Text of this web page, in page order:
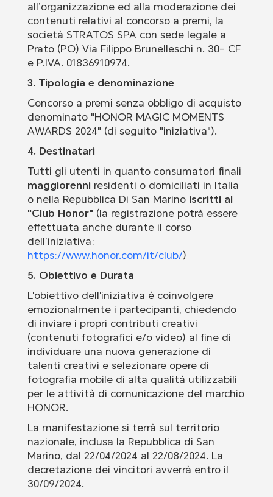
all’organizzazione ed alla moderazione dei
contenuti relativi al concorso a premi, la
società STRATOS SPA con sede legale a
Prato (PO) Via Filippo Brunelleschi n. 30– CF
e P.IVA. 01836910974.
3. Tipologia e denominazione
Concorso a premi senza obbligo di acquisto
denominato "HONOR MAGIC MOMENTS
AWARDS 2024" (di seguito "iniziativa").
4. Destinatari
Tutti gli utenti in quanto consumatori finali
maggiorenni residenti o domiciliati in Italia
o nella Repubblica Di San Marino iscritti al
"Club Honor" (la registrazione potrà essere
effettuata anche durante il corso
dell’iniziativa:
https://www.honor.com/it/club/)
5. Obiettivo e Durata
L'obiettivo dell'iniziativa è coinvolgere
emozionalmente i partecipanti, chiedendo
di inviare i propri contributi creativi
(contenuti fotografici e/o video) al fine di
individuare una nuova generazione di
talenti creativi e selezionare opere di
fotografia mobile di alta qualità utilizzabili
per le attività di comunicazione del marchio
HONOR.
La manifestazione si terrà sul territorio
nazionale, inclusa la Repubblica di San
Marino, dal 22/04/2024 al 22/08/2024. La
decretazione dei vincitori avverrà entro il
30/09/2024.